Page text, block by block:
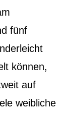
fünf
können,
auf
weibliche